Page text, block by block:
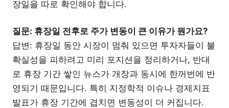
장일을 따로 확인해야 합니다.
질문: 휴장일 전후로 주가 변동이 큰 이유가 뭔가요?
답변: 휴장일 동안 시장이 멈춰 있으면 투자자들이 불
확실성을 피하려고 미리 포지션을 정리하거나, 반대
로 휴장 기간 쌓인 뉴스가 개장과 동시에 한꺼번에 반
영되기 때문입니다. 특히 지정학적 이슈나 경제지표
발표가 휴장 기간에 겹치면 변동성이 더 커집니다.